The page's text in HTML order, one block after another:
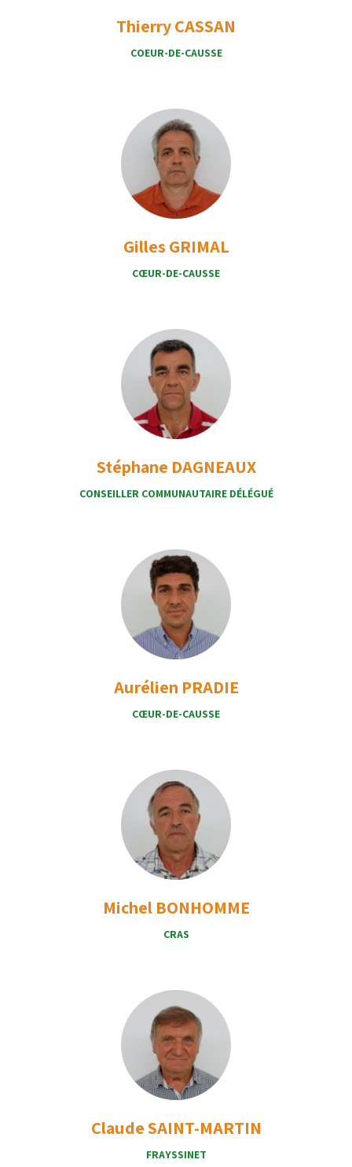
Thierry CASSAN
COEUR-DE-CAUSSE
Gilles GRIMAL
CŒUR-DE-CAUSSE
Stéphane DAGNEAUX
CONSEILLER COMMUNAUTAIRE DÉLÉGUÉ
Aurélien PRADIE
CŒUR-DE-CAUSSE
Michel BONHOMME
CRAS
Claude SAINT-MARTIN
FRAYSSINET